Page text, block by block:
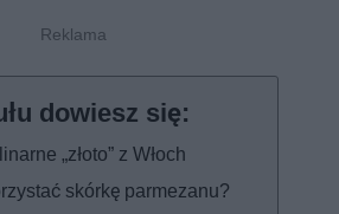
„złoto” z Włoch
skórkę parmezanu?